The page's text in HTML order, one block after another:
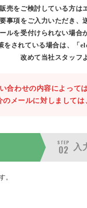
売をご検討している方は
事項をご入力いただき、
ルを受付けられない場合
をされている場合は、「
改めて当社スタッフ
合わせの内容によって
のメールに対しまして
STEP
02 入
。